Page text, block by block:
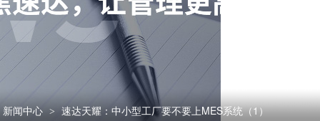
新闻中心 > 速达天耀：中小型工厂要不要上MES系统（1）